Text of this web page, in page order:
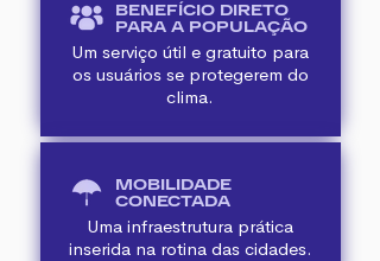
BENEFÍCIO DIRETO
PARA A POPULAÇÃO
Um serviço útil e gratuito para
os usuários se protegerem do
clima.
MOBILIDADE
CONECTADA
Uma infraestrutura prática
inserida na rotina das cidades.